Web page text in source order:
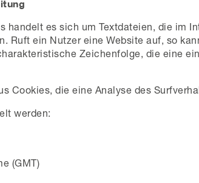
handelt es sich um Textdateien, die im
Ruft ein Nutzer eine Website auf, so
Zeichenfolge, die eine
Cookies, die eine Analyse des
werden:
(GMT)